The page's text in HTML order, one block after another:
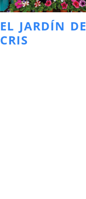
EL JARDÍN DE
CRIS